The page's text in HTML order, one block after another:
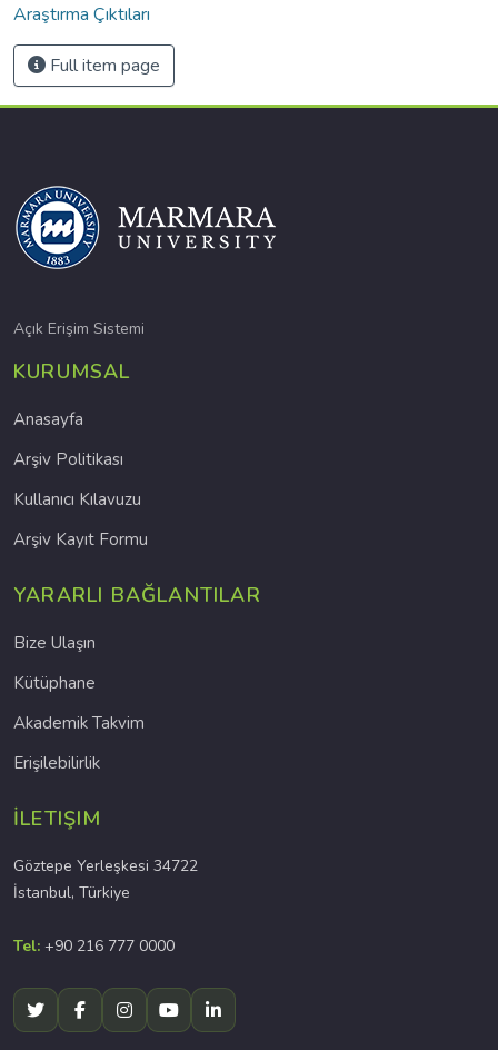
Araştırma Çıktıları
Full item page
Açık Erişim Sistemi
KURUMSAL
Anasayfa
Arşiv Politikası
Kullanıcı Kılavuzu
Arşiv Kayıt Formu
YARARLI BAĞLANTILAR
Bize Ulaşın
Kütüphane
Akademik Takvim
Erişilebilirlik
İLETIŞIM
Göztepe Yerleşkesi 34722
İstanbul, Türkiye
Tel: +90 216 777 0000